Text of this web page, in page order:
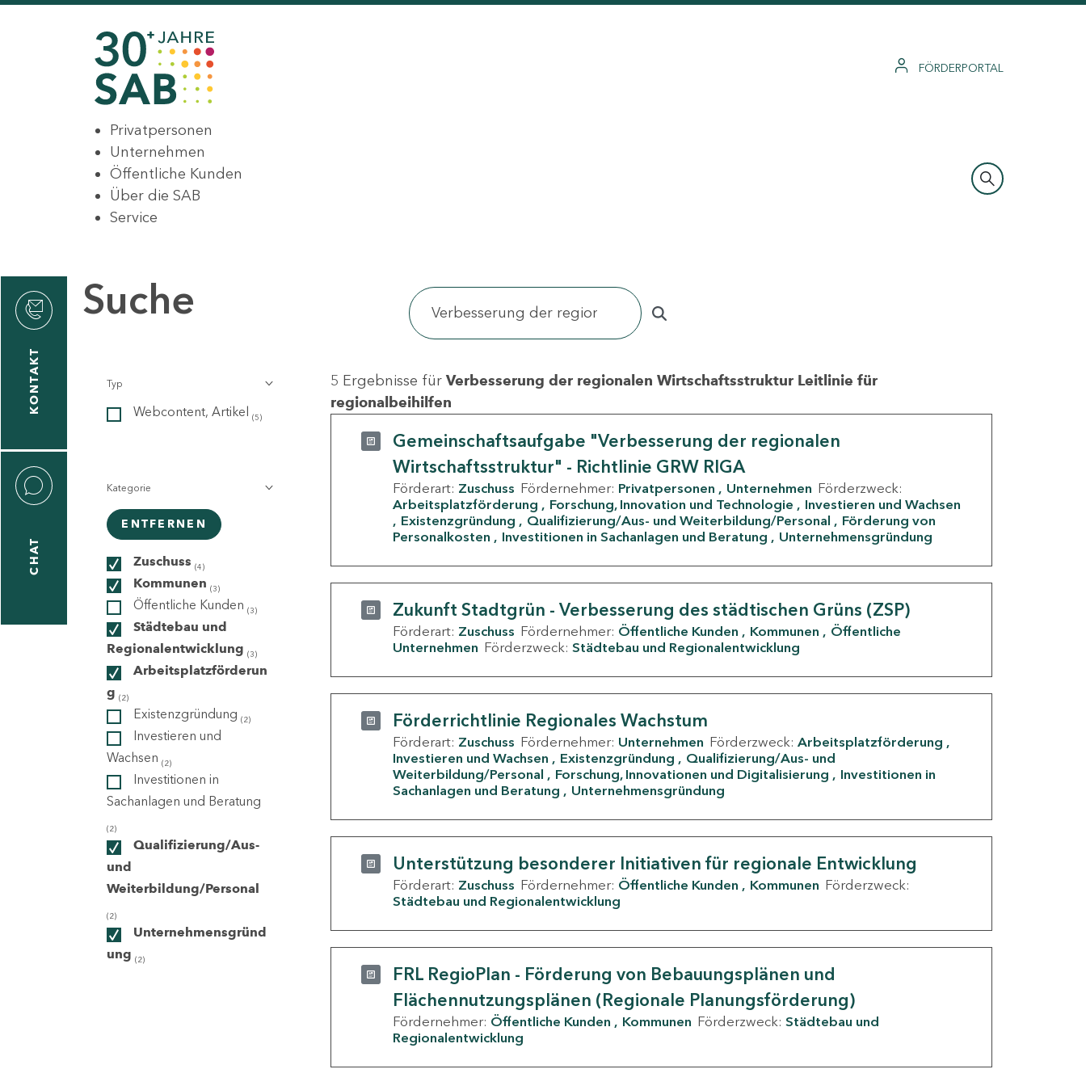
FÖRDERPORTAL
Privatpersonen
Unternehmen
Öffentliche Kunden
Über die SAB
Service
KONTAKT
CHAT
Suche
Typ
Webcontent, Artikel (5)
Kategorie
ENTFERNEN
Zuschuss (4)
Kommunen (3)
Öffentliche Kunden (3)
Städtebau und
Regionalentwicklung (3)
Arbeitsplatzförderun
g (2)
Existenzgründung (2)
Investieren und
Wachsen (2)
Investitionen in
Sachanlagen und Beratung
(2)
Qualifizierung/Aus-
und
Weiterbildung/Personal
(2)
Unternehmensgründ
ung (2)
5 Ergebnisse für Verbesserung der regionalen Wirtschaftsstruktur Leitlinie für
regionalbeihilfen
Gemeinschaftsaufgabe "Verbesserung der regionalen
Wirtschaftsstruktur" - Richtlinie GRW RIGA
Förderart: Zuschuss Fördernehmer: Privatpersonen Unternehmen Förderzweck:
Arbeitsplatzförderung
Forschung, Innovation und Technologie
Investieren und Wachsen
Existenzgründung
Qualifizierung/Aus- und Weiterbildung/Personal
Förderung von
Personalkosten
Investitionen in Sachanlagen und Beratung Unternehmensgründung
Zukunft Stadtgrün - Verbesserung des städtischen Grüns (ZSP)
Förderart: Zuschuss Fördernehmer: Öffentliche Kunden Kommunen
Öffentliche
Unternehmen Förderzweck: Städtebau und Regionalentwicklung
Förderrichtlinie Regionales Wachstum
Förderart: Zuschuss Fördernehmer: Unternehmen Förderzweck: Arbeitsplatzförderung
Investieren und Wachsen
Existenzgründung
Qualifizierung/Aus- und
Weiterbildung/Personal
Forschung, Innovationen und Digitalisierung
Investitionen in
Sachanlagen und Beratung
Unternehmensgründung
Unterstützung besonderer Initiativen für regionale Entwicklung
Förderart: Zuschuss Fördernehmer: Öffentliche Kunden Kommunen Förderzweck:
Städtebau und Regionalentwicklung
FRL RegioPlan - Förderung von Bebauungsplänen und
Flächennutzungsplänen (Regionale Planungsförderung)
Fördernehmer: Öffentliche Kunden Kommunen Förderzweck: Städtebau und
Regionalentwicklung